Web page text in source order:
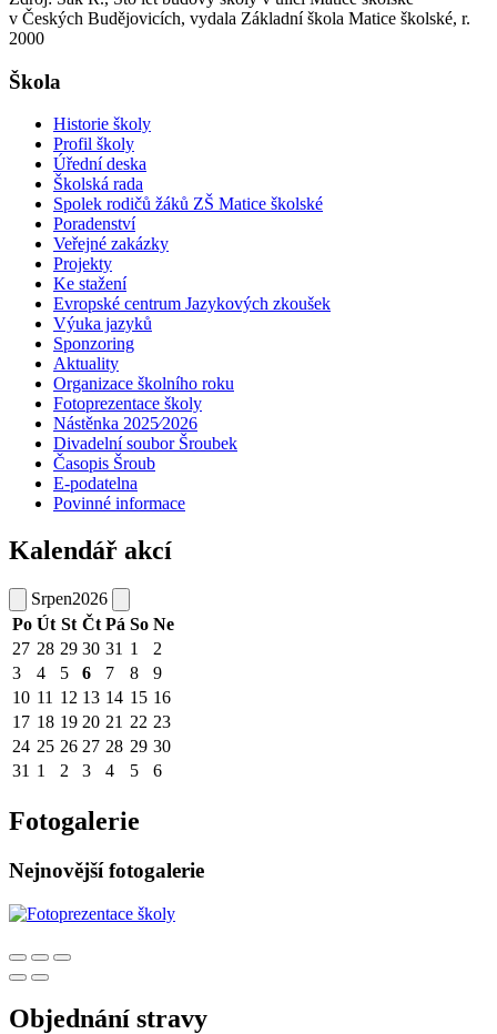
v Českých Budějovicích, vydala Základní škola Matice školské, r.
2000
Škola
Historie školy
Profil školy
Úřední deska
Školská rada
Spolek rodičů žáků ZŠ Matice školské
Poradenství
Veřejné zakázky
Projekty
Ke stažení
Evropské centrum Jazykových zkoušek
Výuka jazyků
Sponzoring
Aktuality
Organizace školního roku
Fotoprezentace školy
Nástěnka 2025⁄2026
Divadelní soubor Šroubek
Časopis Šroub
E-podatelna
Povinné informace
Kalendář akcí
Srpen2026
Po Út St Čt Pá So Ne
27 28 29 30 31 1
2
3
4 5 6 7 8
9
10 11 12 13 14 15 16
17 18 19 20 21 22 23
24 25 26 27 28 29 30
31 1 2 3 4 5 6
Fotogalerie
Nejnovější fotogalerie
Objednání stravy